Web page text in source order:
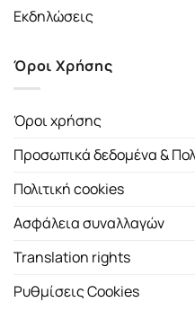
Εκδηλώσεις
Όροι Χρήσης
Όροι χρήσης
Προσωπικά δεδομένα &
Πολιτική cookies
Ασφάλεια συναλλαγών
Translation rights
Ρυθμίσεις Cookies